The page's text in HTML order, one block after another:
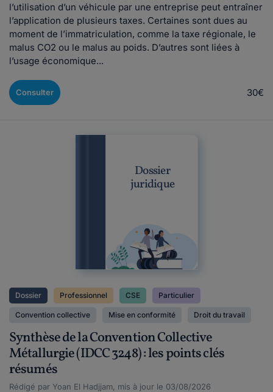
l’utilisation d’un véhicule par une entreprise peut entraîner
l’application de plusieurs taxes. Certaines sont dues au
moment de l’immatriculation, comme la taxe régionale, le
malus CO2 ou le malus au poids. D’autres sont liées à
l’usage économique...
Consulter 30€
Dossier
juridique
Dossier Professionnel CSE Particulier
Convention collective Mise en conformité Droit du travail
Synthèse de la Convention Collective
Métallurgie (IDCC 3248) : les points clés
résumés
Rédigé par Yoan El Hadjjam, mis à jour le 03/08/2026